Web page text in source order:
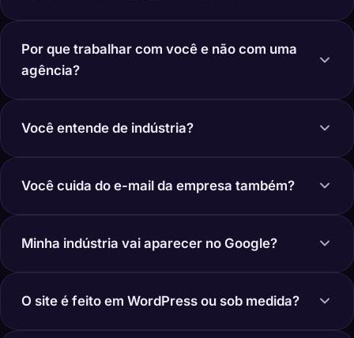
Por que trabalhar com você e não com uma
agência?
Você entende de indústria?
Você cuida do e-mail da empresa também?
Minha indústria vai aparecer no Google?
O site é feito em WordPress ou sob medida?